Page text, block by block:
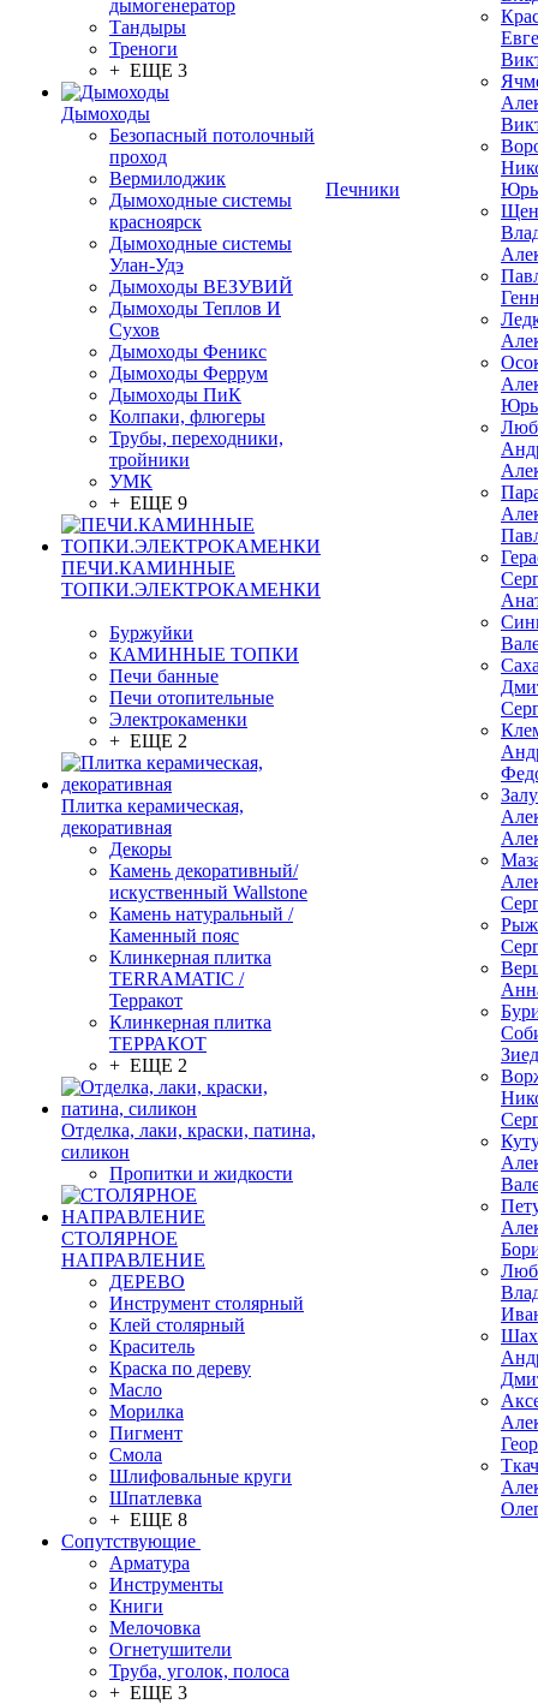
дымогенератор
Тандыры
Треноги
+ ЕЩЕ 3
Дымоходы
Безопасный потолочный
проход
Вермилоджик
Дымоходные системы
красноярск
Дымоходные системы
Улан-Удэ
Дымоходы ВЕЗУВИЙ
Дымоходы Теплов И
Сухов
Дымоходы Феникс
Дымоходы Феррум
Дымоходы ПиК
Колпаки, флюгеры
Трубы, переходники,
тройники
УМК
+ ЕЩЕ 9
ПЕЧИ.КАМИННЫЕ
ТОПКИ.ЭЛЕКТРОКАМЕНКИ
Буржуйки
КАМИННЫЕ ТОПКИ
Печи банные
Печи отопительные
Электрокаменки
+ ЕЩЕ 2
Плитка керамическая,
декоративная
Декоры
Камень декоративный/
искуственный Wallstone
Камень натуральный /
Каменный пояс
Клинкерная плитка
TERRAMATIC /
Терракот
Клинкерная плитка
ТЕРРАКОТ
+ ЕЩЕ 2
Отделка, лаки, краски, патина,
силикон
Пропитки и жидкости
СТОЛЯРНОЕ
НАПРАВЛЕНИЕ
ДЕРЕВО
Инструмент столярный
Клей столярный
Краситель
Краска по дереву
Масло
Морилка
Пигмент
Смола
Шлифовальные круги
Шпатлевка
+ ЕЩЕ 8
Сопутствующие
Арматура
Инструменты
Книги
Мелочовка
Огнетушители
Труба, уголок, полоса
+ ЕЩЕ 3
Печники